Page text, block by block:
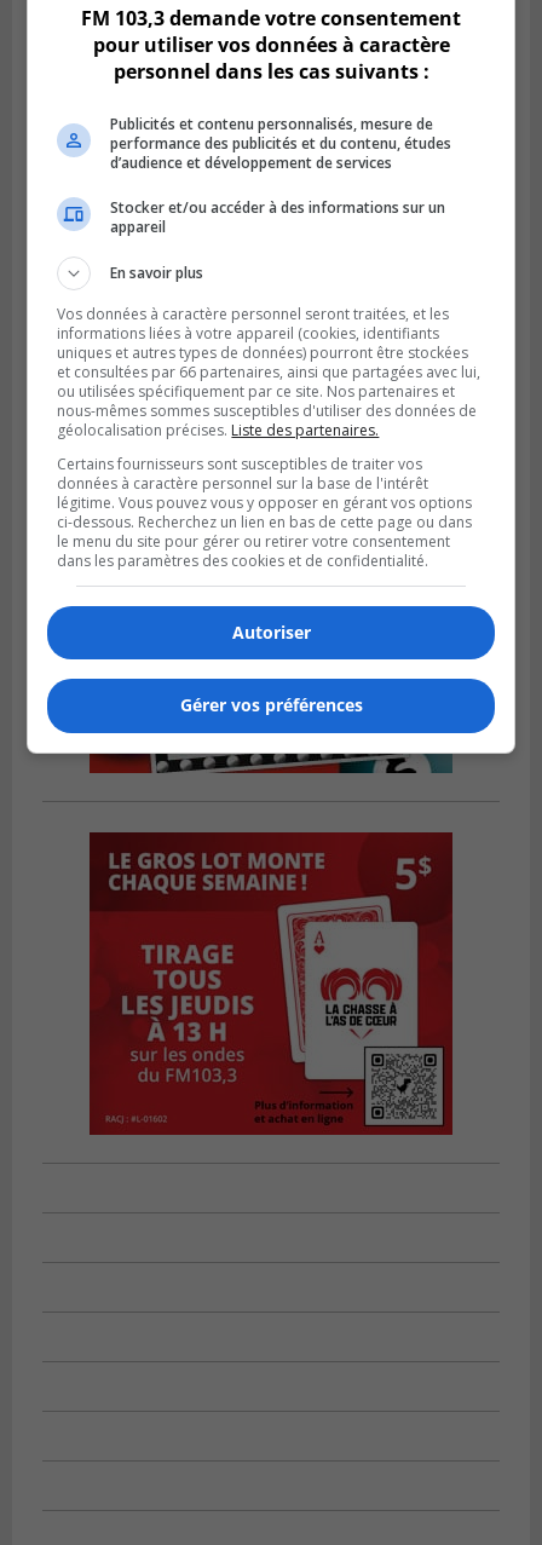
Publié le 19 février 2024 à 09h44
La Rive-Sud infestée par des logements
insalubres
Publié le 12 février 2024 à 10h54
Le timbre poste risque de coûter plus cher
FM 103,3 demande votre consentement
pour utiliser vos données à caractère
personnel dans les cas suivants :
Publicités et contenu personnalisés, mesure de
performance des publicités et du contenu, études
d’audience et développement de services
Stocker et/ou accéder à des informations sur un
appareil
En savoir plus
Vos données à caractère personnel seront traitées, et les
informations liées à votre appareil (cookies, identifiants
uniques et autres types de données) pourront être stockées
et consultées par 66 partenaires, ainsi que partagées avec lui,
ou utilisées spécifiquement par ce site. Nos partenaires et
nous-mêmes sommes susceptibles d'utiliser des données de
géolocalisation précises. Liste des partenaires.
Certains fournisseurs sont susceptibles de traiter vos
données à caractère personnel sur la base de l'intérêt
légitime. Vous pouvez vous y opposer en gérant vos options
ci-dessous. Recherchez un lien en bas de cette page ou dans
le menu du site pour gérer ou retirer votre consentement
dans les paramètres des cookies et de confidentialité.
Autoriser
Gérer vos préférences